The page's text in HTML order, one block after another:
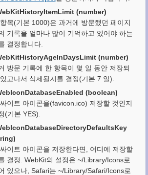
(number)
목(기본 1000)은 과거에 방문했던 페이지
기록을 얼마나 많이 기억하고 있어야 하는
결정합니다.
(number)
방문 기록에 한 항목이 몇 일 동안 저장되
고나서 삭제될지를 결정(기본 7 일).
(boolean)
이트 아이콘을(favicon.ico) 저장할 것인지
(기본 YES).
이트 아이콘을 저장한다면, 어디에 저장할
결정. WebKit의 설정은 ~/Library/Icons로
있으나, Safari는 ~/Library/Safari/Icons로